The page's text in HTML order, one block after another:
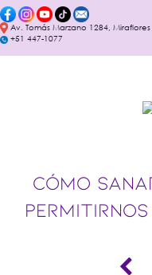
Av. Tomás Marzano 1284, Miraflores
+51 447-1077
CÓMO